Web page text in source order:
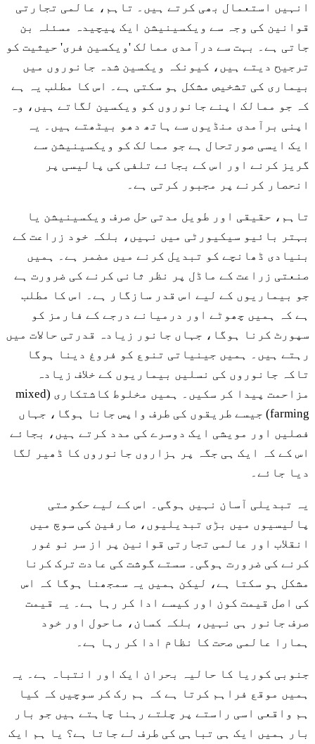
انہیں استعمال بھی کرتے ہیں۔ تاہم، عالمی تجارتی
قوانین کی وجہ سے ویکسینیشن ایک پیچیدہ مسئلہ بن
جاتی ہے۔ بہت سے درآمدی ممالک 'ویکسین فری' حیثیت کو
ترجیح دیتے ہیں، کیونکہ ویکسین شدہ جانوروں میں
بیماری کی تشخیص مشکل ہو سکتی ہے۔ اس کا مطلب یہ ہے
کہ جو ممالک اپنے جانوروں کو ویکسین لگاتے ہیں، وہ
اپنی برآمدی منڈیوں سے ہاتھ دھو بیٹھتے ہیں۔ یہ
ایک ایسی صورتحال ہے جو ممالک کو ویکسینیشن سے
گریز کرنے اور اس کے بجائے تلفی کی پالیسی پر
انحصار کرنے پر مجبور کرتی ہے۔
تاہم، حقیقی اور طویل مدتی حل صرف ویکسینیشن یا
بہتر بائیو سیکیورٹی میں نہیں، بلکہ خود زراعت کے
بنیادی ڈھانچے کو تبدیل کرنے میں مضمر ہے۔ ہمیں
صنعتی زراعت کے ماڈل پر نظر ثانی کرنے کی ضرورت ہے
جو بیماریوں کے لیے اس قدر سازگار ہے۔ اس کا مطلب
ہے کہ ہمیں چھوٹے اور درمیانے درجے کے فارمز کو
سپورٹ کرنا ہوگا، جہاں جانور زیادہ قدرتی حالات میں
رہتے ہیں۔ ہمیں جینیاتی تنوع کو فروغ دینا ہوگا
تاکہ جانوروں کی نسلیں بیماریوں کے خلاف زیادہ
مزاحمت پیدا کر سکیں۔ ہمیں مخلوط کاشتکاری (mixed
farming) جیسے طریقوں کی طرف واپس جانا ہوگا، جہاں
فصلیں اور مویشی ایک دوسرے کی مدد کرتے ہیں، بجائے
اس کے کہ ایک ہی جگہ پر ہزاروں جانوروں کا ڈھیر لگا
دیا جائے۔
یہ تبدیلی آسان نہیں ہوگی۔ اس کے لیے حکومتی
پالیسیوں میں بڑی تبدیلیوں، صارفین کی سوچ میں
انقلاب اور عالمی تجارتی قوانین پر از سر نو غور
کرنے کی ضرورت ہوگی۔ سستے گوشت کی عادت ترک کرنا
مشکل ہو سکتا ہے، لیکن ہمیں یہ سمجھنا ہوگا کہ اس
کی اصل قیمت کون اور کیسے ادا کر رہا ہے۔ یہ قیمت
صرف جانور ہی نہیں، بلکہ کسان، ماحول اور خود
ہمارا عالمی صحت کا نظام ادا کر رہا ہے۔
جنوبی کوریا کا حالیہ بحران ایک اور انتباہ ہے۔ یہ
ہمیں موقع فراہم کرتا ہے کہ ہم رک کر سوچیں کہ کیا
ہم واقعی اسی راستے پر چلتے رہنا چاہتے ہیں جو بار
بار ہمیں ایک ہی تباہی کی طرف لے جاتا ہے؟ یا ہم ایک